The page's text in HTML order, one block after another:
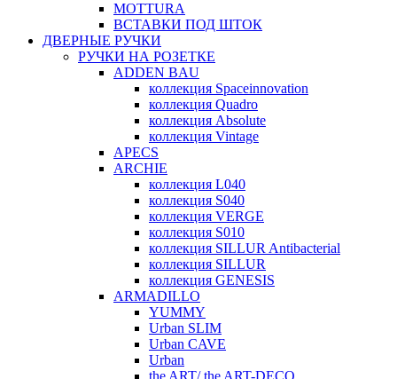
MOTTURA
ВСТАВКИ ПОД ШТОК
ДВЕРНЫЕ РУЧКИ
РУЧКИ НА РОЗЕТКЕ
ADDEN BAU
коллекция Spaceinnovation
коллекция Quadro
коллекция Absolute
коллекция Vintage
APECS
ARCHIE
коллекция L040
коллекция S040
коллекция VERGE
коллекция S010
коллекция SILLUR Antibacterial
коллекция SILLUR
коллекция GENESIS
ARMADILLO
YUMMY
Urban SLIM
Urban CAVE
Urban
the ART/ the ART-DECO